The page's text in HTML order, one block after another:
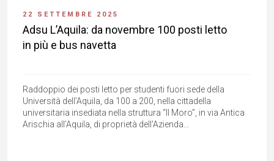
22 SETTEMBRE 2025
Adsu L’Aquila: da novembre 100 posti letto
in più e bus navetta
Raddoppio dei posti letto per studenti fuori sede della
Università dell’Aquila, da 100 a 200, nella cittadella
universitaria insediata nella struttura “Il Moro”, in via Antica
Arischia all’Aquila, di proprietà dell’Azienda...